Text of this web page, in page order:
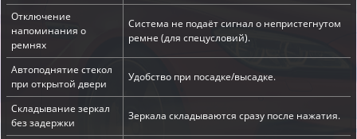
Отключение
напоминания о
ремнях
Система не подаёт сигнал о непристегнутом
ремне (для спецусловий).
Автоподнятие стекол
при открытой двери
Удобство при посадке/высадке.
Складывание зеркал
без задержки
Зеркала складываются сразу после нажатия.